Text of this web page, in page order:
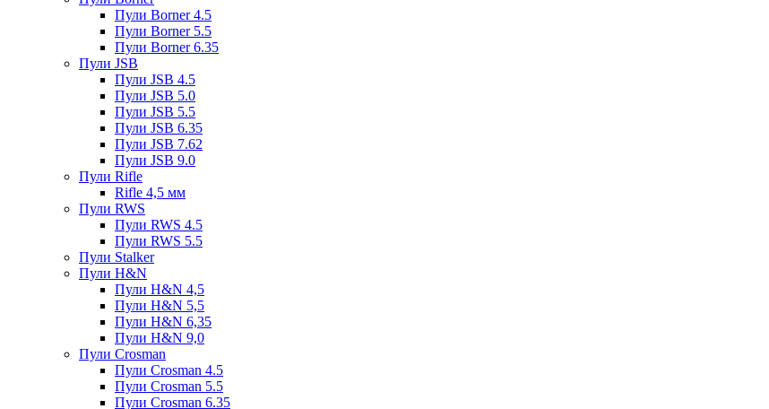
Пули Borner 4.5
Пули Borner 5.5
Пули Borner 6.35
Пули JSB
Пули JSB 4.5
Пули JSB 5.0
Пули JSB 5.5
Пули JSB 6.35
Пули JSB 7.62
Пули JSB 9.0
Пули Rifle
Rifle 4,5 мм
Пули RWS
Пули RWS 4.5
Пули RWS 5.5
Пули Stalker
Пули H&N
Пули H&N 4,5
Пули H&N 5,5
Пули H&N 6,35
Пули H&N 9,0
Пули Crosman
Пули Crosman 4.5
Пули Crosman 5.5
Пули Crosman 6.35